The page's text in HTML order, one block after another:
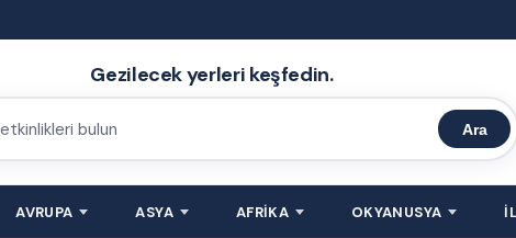
Gezilecek yerleri keşfedin.
Ara
AVRUPA ASYA AFRİKA OKYANUSYA